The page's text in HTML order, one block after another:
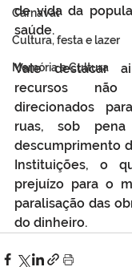
Carnaval
Cultura, festa e lazer
Memória e Cultura
de vida da
saúde.
Vale destacar
recursos
direcionados
ruas, sob pena
descumprimento
Instituições, o
prejuízo para o
paralisação das
do dinheiro.